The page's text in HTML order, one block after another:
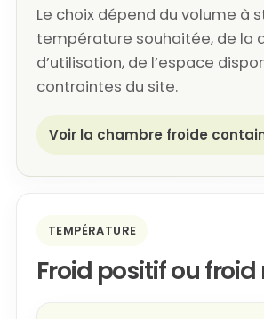
Le choix dépend du volume à
température souhaitée, de la
d’utilisation, de l’espace
contraintes du site.
Voir la chambre froide
TEMPÉRATURE
Froid positif ou